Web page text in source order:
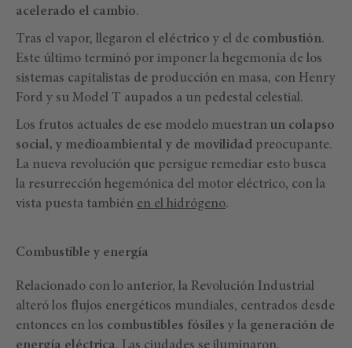
acelerado el cambio.
Tras el vapor, llegaron el eléctrico y el de combustión.
Este último terminó por imponer la hegemonía de los
sistemas capitalistas de producción en masa, con Henry
Ford y su Model T aupados a un pedestal celestial.
Los frutos actuales de ese modelo muestran un colapso
social, y medioambiental y de movilidad preocupante.
La nueva revolución que persigue remediar esto busca
la resurrección hegemónica del motor eléctrico, con la
vista puesta también en el hidrógeno.
Combustible y energía
Relacionado con lo anterior, la Revolución Industrial
alteró los flujos energéticos mundiales, centrados desde
entonces en los combustibles fósiles y la generación de